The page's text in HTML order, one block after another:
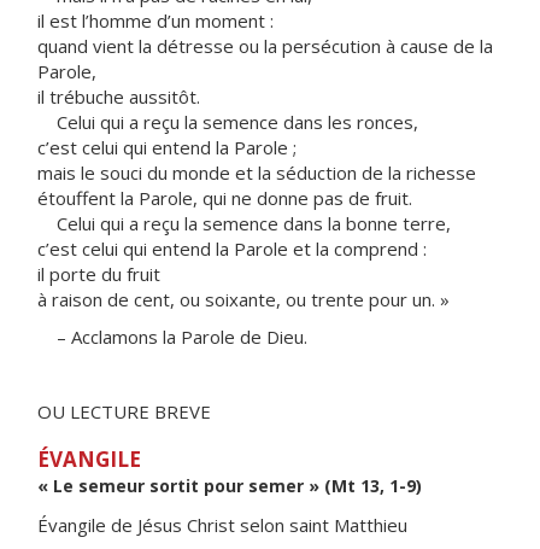
il est l’homme d’un moment :
quand vient la détresse ou la persécution à cause de la
Parole,
il trébuche aussitôt.
Celui qui a reçu la semence dans les ronces,
c’est celui qui entend la Parole ;
mais le souci du monde et la séduction de la richesse
étouffent la Parole, qui ne donne pas de fruit.
Celui qui a reçu la semence dans la bonne terre,
c’est celui qui entend la Parole et la comprend :
il porte du fruit
à raison de cent, ou soixante, ou trente pour un. »
– Acclamons la Parole de Dieu.
OU LECTURE BREVE
ÉVANGILE
« Le semeur sortit pour semer » (Mt 13, 1-9)
Évangile de Jésus Christ selon saint Matthieu